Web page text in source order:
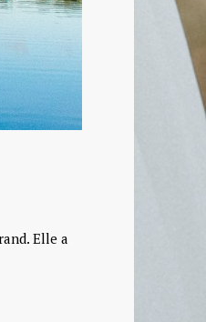
Elle a